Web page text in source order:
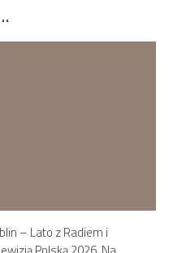
– Lato z Radiem i